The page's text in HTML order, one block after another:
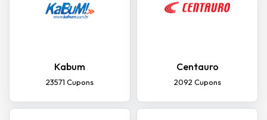
Kabum
23571 Cupons
Centauro
2092 Cupons